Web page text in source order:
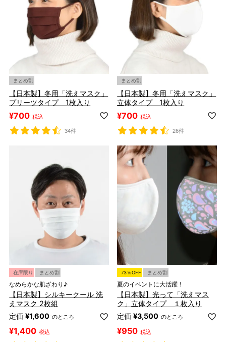
まとめ割
【日本製】冬用「洗えマスク」
プリーツタイプ 1枚入り
¥700 税込
34件
まとめ割
【日本製】冬用「洗えマスク」
立体タイプ 1枚入り
¥700 税込
26件
在庫限り まとめ割
なめらかな肌ざわり♪
【日本製】シルキークール 洗
えマスク 2枚組
定価 ¥1,600 のところ
¥1,400 税込
73％OFF まとめ割
夏のイベントに大活躍！
【日本製】光って「洗えマス
ク」立体タイプ １枚入り
定価 ¥3,500 のところ
¥950 税込